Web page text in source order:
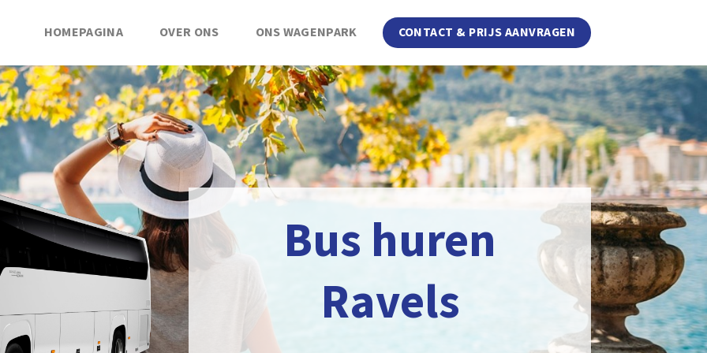
HOMEPAGINA OVER ONS ONS WAGENPARK CONTACT & PRIJS AANVRAGEN
Bus huren
Ravels